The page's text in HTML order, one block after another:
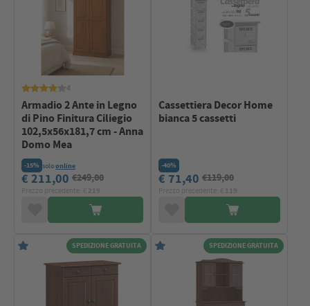
Armadio 2 Ante in Legno
di Pino Finitura Ciliegio
102,5x56x181,7 cm - Anna
Domo Mea
-15% soloonline
€ 211,00 €249,00
Cassettiera Decor Home
bianca 5 cassetti
-40%
€ 71,40 €119,00
SPEDIZIONE GRATUITA SPEDIZIONE GRATUITA